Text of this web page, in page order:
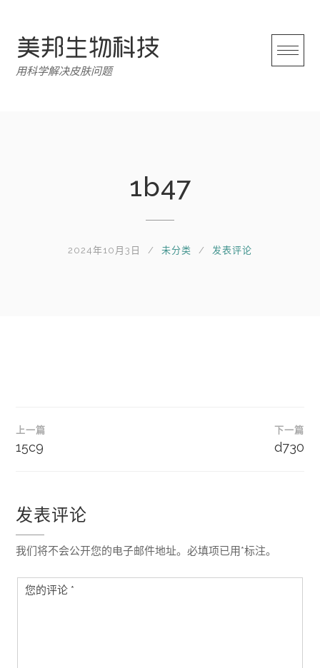
用科学解决皮肤问题
1b47
2024年10月3日 未分类 发表评论
文
章
航
上一篇
15c9
下一篇
d730
发表评论
我们将不会公开您的电子邮件地址。必填项已用*标注。